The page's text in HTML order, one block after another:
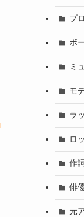
プ
ボ
ミ
モ
ラ
ロ
作
俳
元